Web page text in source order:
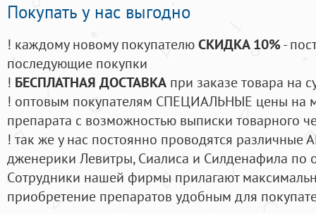
Покупать у нас выгодно
! каждому новому покупателюСКИДКА 10%-
последующие покупки
! БЕСПЛАТНАЯ ДОСТАВКА при заказе товара на
! оптовым покупателям СПЕЦИАЛЬНЫЕ цены на
препарата с возможностью выписки товарного
! так же у нас постоянно проводятся
дженерики Левитры, Сиалиса и Силденафила по
Cотрудники нашей фирмы прилагают
приобретение препаратов удобным для